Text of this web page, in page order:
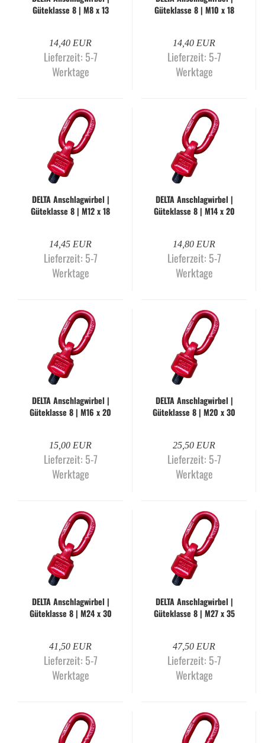
Gü­te­klas­se 8 | M8 x 13
14,40 EUR
Lieferzeit: 5-7
Werktage
Gü­te­klas­se 8 | M10 x 18
14,40 EUR
Lieferzeit: 5-7
Werktage
DELTA An­schlag­wir­bel |
Gü­te­klas­se 8 | M12 x 18
14,45 EUR
Lieferzeit: 5-7
Werktage
DELTA An­schlag­wir­bel |
Gü­te­klas­se 8 | M14 x 20
14,80 EUR
Lieferzeit: 5-7
Werktage
DELTA An­schlag­wir­bel |
Gü­te­klas­se 8 | M16 x 20
15,00 EUR
Lieferzeit: 5-7
Werktage
DELTA An­schlag­wir­bel |
Gü­te­klas­se 8 | M20 x 30
25,50 EUR
Lieferzeit: 5-7
Werktage
DELTA An­schlag­wir­bel |
Gü­te­klas­se 8 | M24 x 30
41,50 EUR
Lieferzeit: 5-7
Werktage
DELTA An­schlag­wir­bel |
Gü­te­klas­se 8 | M27 x 35
47,50 EUR
Lieferzeit: 5-7
Werktage